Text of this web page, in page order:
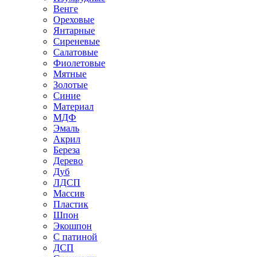
Венге
Ореховые
Янтарные
Сиреневые
Салатовые
Фиолетовые
Мятные
Золотые
Синие
Материал
МДФ
Эмаль
Акрил
Береза
Дерево
Дуб
ЛДСП
Массив
Пластик
Шпон
Экошпон
С патиной
ДСП